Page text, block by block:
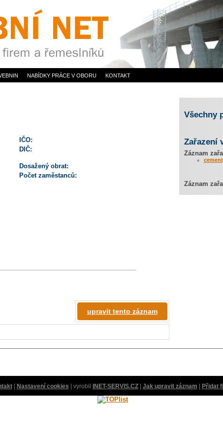
IČO:
DIČ:
Dosažený obrat:
Počet zaměstanců:
upravit tento záznam
Všechny
Zařazení
Záznam
Záznam
NABÍDKY PRÁCE V OBORU KONTAKT
| Nastavení cookies | vyrobil INET-SERVIS.CZ| Jak upravit záznam Přidat